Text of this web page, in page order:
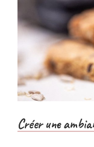
Créer une